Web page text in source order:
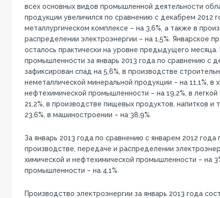
всех основных видов промышленной деятельности
продукции увеличился по сравнению с декабрем 2012
металлургическом комплексе – на 3,6%, а также в
распределении электроэнергии – на 1,5%. Январское
осталось практически на уровне предыдущего месяца.
промышленности за январь 2013 года по сравнению с
зафиксирован спад на 5,6%, в производстве
неметаллической минеральной продукции – на 11,1%, в
нефтехимической промышленности – на 19,2%, в
21,2%, в производстве пищевых продуктов, напитков и
23,6%, в машиностроении – на 38,9%.
За январь 2013 года по сравнению с январем 2012 года
производстве, передаче и распределении
химической и нефтехимической промышленности – на
промышленности – на 4,1%.
Производство электроэнергии за январь 2013 года